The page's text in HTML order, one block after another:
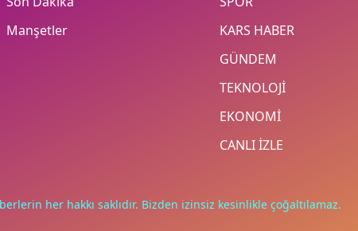
Manşetler
KARS HABER
GÜNDEM
TEKNOLOJİ
EKONOMİ
CANLI İZLE
her hakkı saklıdır. Bizden izinsiz kesinlikle çoğaltılamaz.